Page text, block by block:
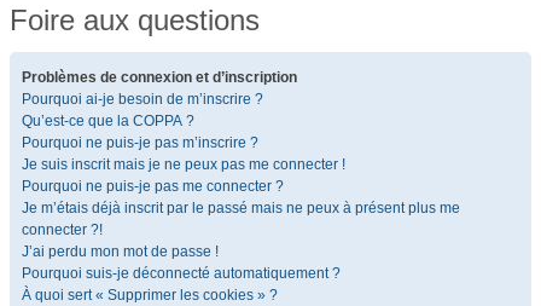
Foire aux questions
Problèmes de connexion et d’inscription
Pourquoi ai-je besoin de m’inscrire ?
Qu’est-ce que la COPPA ?
Pourquoi ne puis-je pas m’inscrire ?
Je suis inscrit mais je ne peux pas me connecter !
Pourquoi ne puis-je pas me connecter ?
Je m’étais déjà inscrit par le passé mais ne peux à présent plus me
connecter ?!
J’ai perdu mon mot de passe !
Pourquoi suis-je déconnecté automatiquement ?
À quoi sert « Supprimer les cookies » ?